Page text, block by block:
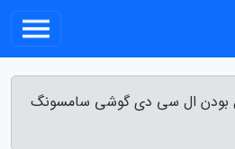
ال سی دی گوشی سامسونگ